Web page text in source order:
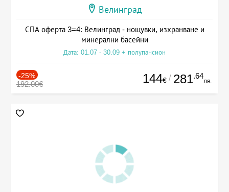
Велинград
СПА оферта 3=4: Велинград - нощувки, изхранване и
минерални басейни
Дата: 01.07 - 30.09 + полупансион
-25%
192.00€ 144€ / 281.64
лв.